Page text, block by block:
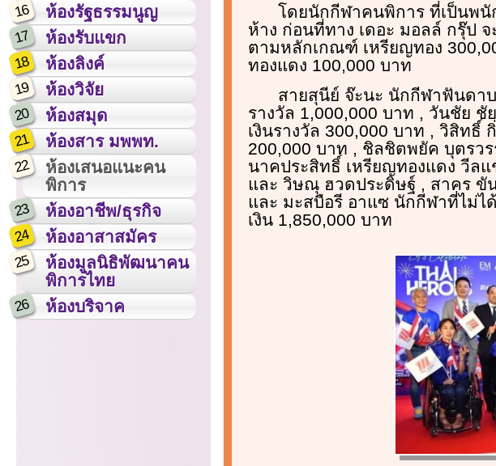
16 ห้องรัฐธรรมนูญ
17 ห้องรับแขก
18 ห้องลิงค์
19 ห้องวิจัย
20 ห้องสมุด
21 ห้องสาร มพพท.
22
ห้องเสนอแนะคน
พิการ
23 ห้องอาชีพ/ธุรกิจ
24 ห้องอาสาสมัคร
25
ห้องมูลนิธิพัฒนาคน
พิการไทย
26 ห้องบริจาค
โดยนักกีฬาคนพิการ ที่เป็นพ
ห้าง ก่อนที่ทาง เดอะ มอลล์ กรุ๊ป
ตามหลักเกณฑ์ เหรียญทอง
ทองแดง 100,000 บาท
สายสุนีย์ จ๊ะนะ นักกีฬาฟันดา
รางวัล 1,000,000 บาท , วันชัย ชั
เงินรางวัล 300,000 บาท , วิสิทธิ์
200,000 บาท , ชิลชิตพยัค บุตรว
นาคประสิทธิ์ เหรียญทองแดง วีล
และ วิษณุ ฮวดประดิษฐ์ , สาคร
และ มะสบือรี อาแซ นักกีฬาที่ไม่ไ
เงิน 1,850,000 บาท